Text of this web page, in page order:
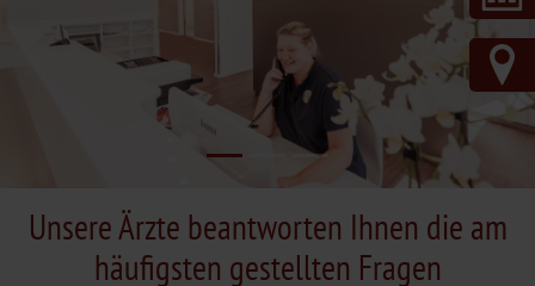
Unsere Ärzte beantworten Ihnen die am
häufigsten gestellten Fragen